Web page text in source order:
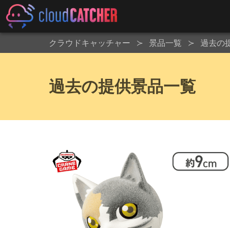
クラウドキャッチャー 景品一覧 過去の
過去の提供景品一覧